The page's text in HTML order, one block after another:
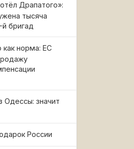
Драпатого»:
тысяча
бригад
как норма: ЕС
Одессы: значит
России